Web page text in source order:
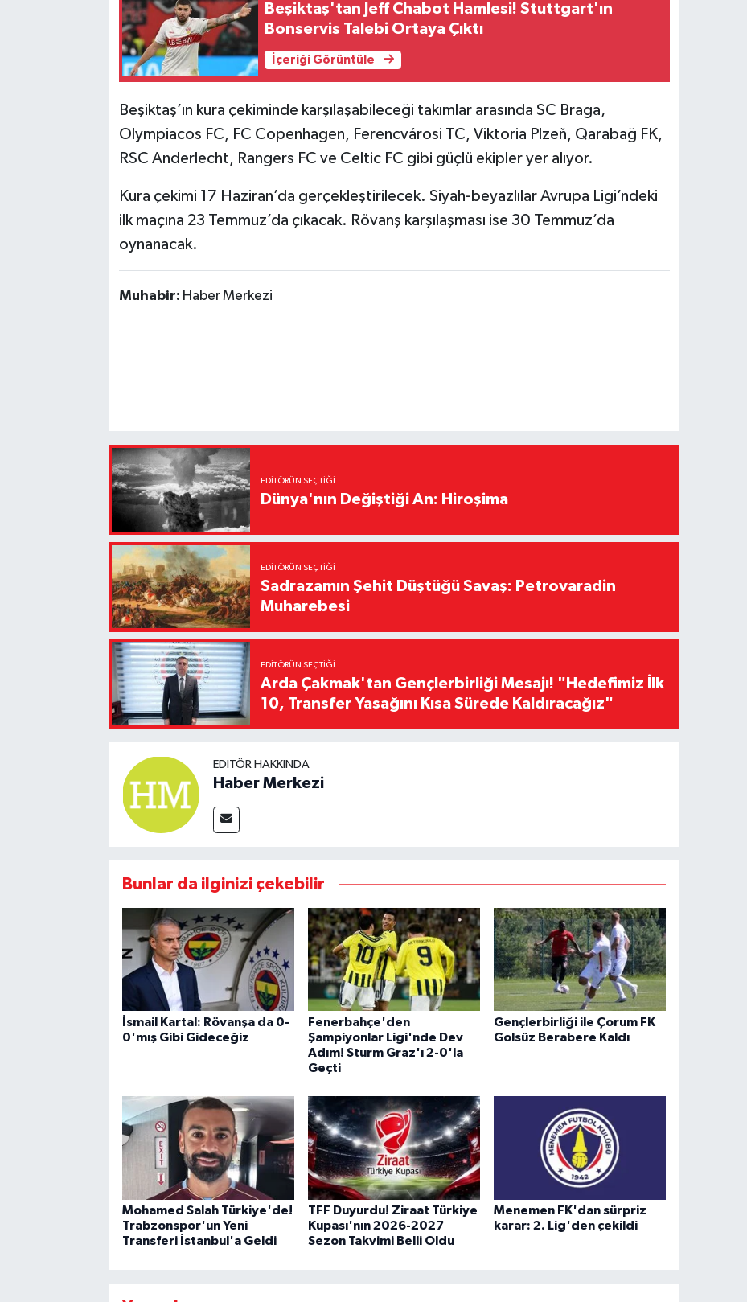
Beşiktaş'tan Jeff Chabot Hamlesi! Stuttgart'ın
Bonservis Talebi Ortaya Çıktı
İçeriği Görüntüle
Beşiktaş’ın kura çekiminde karşılaşabileceği takımlar arasında SC Braga,
Olympiacos FC, FC Copenhagen, Ferencvárosi TC, Viktoria Plzeň, Qarabağ FK,
RSC Anderlecht, Rangers FC ve Celtic FC gibi güçlü ekipler yer alıyor.
Kura çekimi 17 Haziran’da gerçekleştirilecek. Siyah-beyazlılar Avrupa Ligi’ndeki
ilk maçına 23 Temmuz’da çıkacak. Rövanş karşılaşması ise 30 Temmuz’da
oynanacak.
Muhabir: Haber Merkezi
EDITÖRÜN SEÇTIĞI
Dünya'nın Değiştiği An: Hiroşima
EDITÖRÜN SEÇTIĞI
Sadrazamın Şehit Düştüğü Savaş: Petrovaradin
Muharebesi
EDITÖRÜN SEÇTIĞI
Arda Çakmak'tan Gençlerbirliği Mesajı! "Hedefimiz İlk
10, Transfer Yasağını Kısa Sürede Kaldıracağız"
EDITÖR HAKKINDA
Haber Merkezi
Bunlar da ilginizi çekebilir
İsmail Kartal: Rövanşa da 0-
0'mış Gibi Gideceğiz
Fenerbahçe'den
Şampiyonlar Ligi'nde Dev
Adım! Sturm Graz'ı 2-0'la
Geçti
Gençlerbirliği ile Çorum FK
Golsüz Berabere Kaldı
Mohamed Salah Türkiye'de!
Trabzonspor'un Yeni
Transferi İstanbul'a Geldi
TFF Duyurdu! Ziraat Türkiye
Kupası'nın 2026-2027
Sezon Takvimi Belli Oldu
Menemen FK'dan sürpriz
karar: 2. Lig'den çekildi